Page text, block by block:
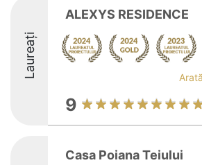
Laureați
ALEXYS RESIDENCE
9
Casa Poiana Teiului